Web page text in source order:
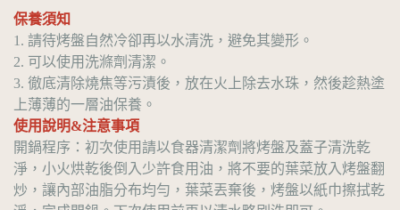
保養須知
1. 請待烤盤自然冷卻再以水清洗，避免其變形。
2. 可以使用洗滌劑清潔。
3. 徹底清除燒焦等污漬後，放在火上除去水珠，然後趁熱塗
上薄薄的一層油保養。
使用說明&注意事項
開鍋程序：初次使用請以食器清潔劑將烤盤及蓋子清洗乾
淨，小火烘乾後倒入少許食用油，將不要的葉菜放入烤盤翻
炒，讓內部油脂分布均勻，葉菜丟棄後，烤盤以紙巾擦拭乾